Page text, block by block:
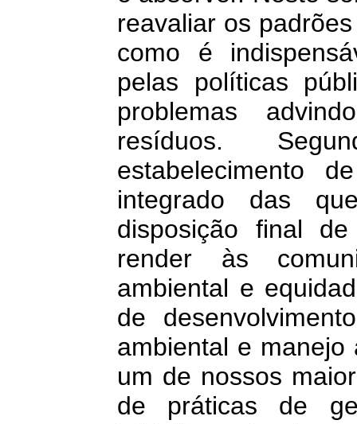
reavaliar os
como é
pelas políticas
problemas
resíduos.
estabelecimento
integrado das
disposição final
render às
ambiental e
de
ambiental e
um de nossos
de práticas de